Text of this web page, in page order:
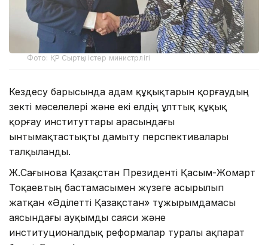
Фото: ҚР Сыртқы істер министрлігі
Кездесу барысында адам құқықтарын қорғаудың
өзекті мәселелері және екі елдің ұлттық құқық
қорғау институттары арасындағы
ынтымақтастықты дамыту перспективалары
талқыланды.
Ж.Сағынова Қазақстан Президенті Қасым-Жомарт
Тоқаевтың бастамасымен жүзеге асырылып
жатқан «Әділетті Қазақстан» тұжырымдамасы
аясындағы ауқымды саяси және
институционалдық реформалар туралы ақпарат